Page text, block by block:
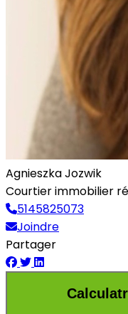
Agnieszka Jozwik
Courtier immobilier
5145825073
Joindre
Partager